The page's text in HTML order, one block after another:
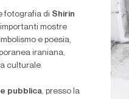
fotografia di Shirin
mostre
e poesia,
iraniana,
culturale.
pubblica, presso la